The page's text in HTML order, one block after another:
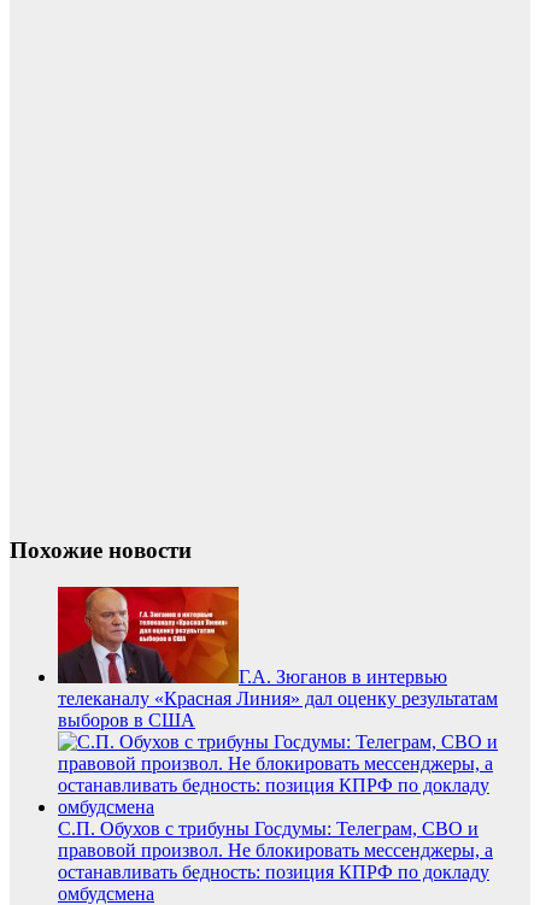
Похожие новости
Г.А. Зюганов в интервью
телеканалу «Красная Линия» дал оценку результатам
выборов в США
С.П. Обухов с трибуны Госдумы: Телеграм, СВО и
правовой произвол. Не блокировать мессенджеры, а
останавливать бедность: позиция КПРФ по докладу
омбудсмена